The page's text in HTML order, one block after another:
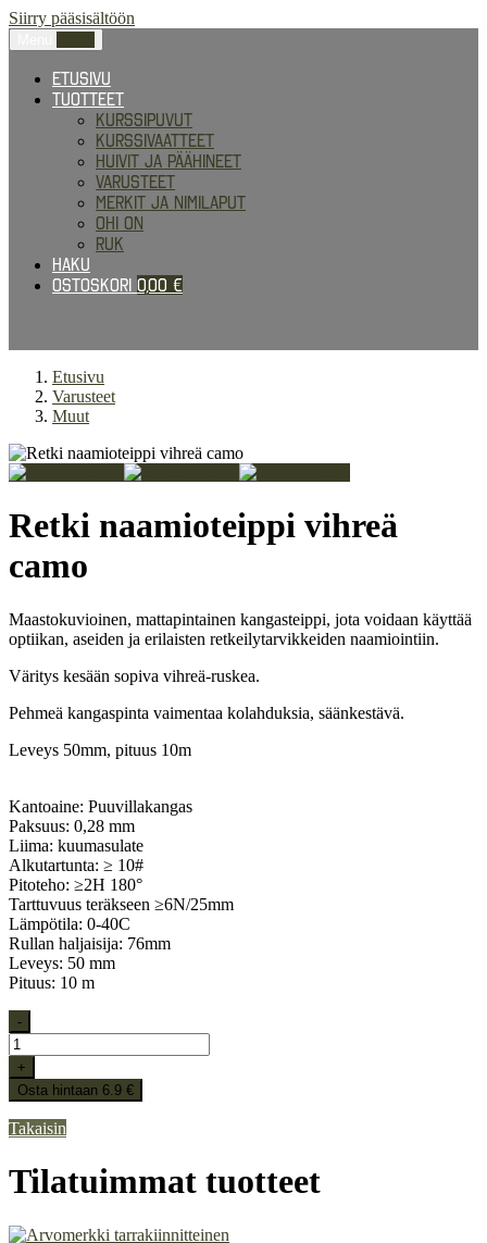
Siirry pääsisältöön
Etusivu
Tuotteet
Kurssipuvut
Kurssivaatteet
Huivit ja päähineet
Varusteet
Merkit ja nimilaput
Ohi on
RUK
Haku
Ostoskori 0,00 €
Etusivu
Varusteet
Muut
Retki naamioteippi vihreä
camo
Maastokuvioinen, mattapintainen kangasteippi, jota voidaan käyttää
optiikan, aseiden ja erilaisten retkeilytarvikkeiden naamiointiin.
Väritys kesään sopiva vihreä-ruskea.
Pehmeä kangaspinta vaimentaa kolahduksia, säänkestävä.
Leveys 50mm, pituus 10m
Kantoaine: Puuvillakangas
Paksuus: 0,28 mm
Liima: kuumasulate
Alkutartunta: ≥ 10#
Pitoteho: ≥2H 180°
Tarttuvuus teräkseen ≥6N/25mm
Lämpötila: 0-40C
Rullan haljaisija: 76mm
Leveys: 50 mm
Pituus: 10 m
-
+
Osta hintaan 6.9 €
Takaisin
Tilatuimmat tuotteet